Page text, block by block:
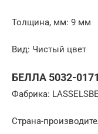
Толщина, мм: 9 мм
Вид: Чистый цвет
БЕЛЛА 5032-
Фабрика:
Страна-